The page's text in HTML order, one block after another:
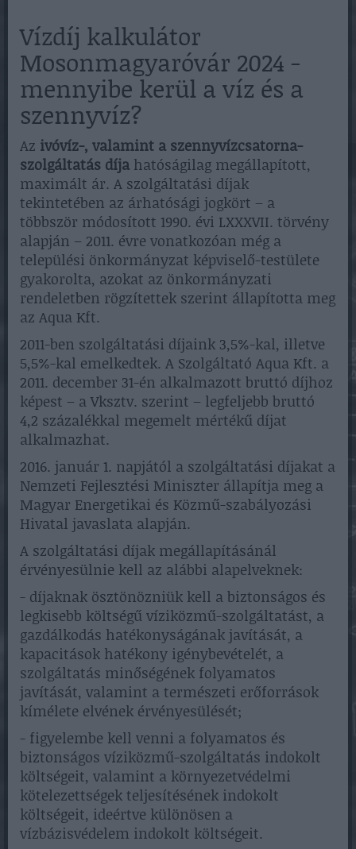
Vízdíj kalkulátor
Mosonmagyaróvár 2024 -
mennyibe kerül a víz és a
szennyvíz?
Az ivóvíz-, valamint a szennyvízcsatorna-
szolgáltatás díja hatóságilag megállapított,
maximált ár. A szolgáltatási díjak
tekintetében az árhatósági jogkört – a
többször módosított 1990. évi LXXXVII. törvény
alapján – 2011. évre vonatkozóan még a
települési önkormányzat képviselő-testülete
gyakorolta, azokat az önkormányzati
rendeletben rögzítettek szerint állapította meg
az Aqua Kft.
2011-ben szolgáltatási díjaink 3,5%-kal, illetve
5,5%-kal emelkedtek. A Szolgáltató Aqua Kft. a
2011. december 31-én alkalmazott bruttó díjhoz
képest – a Vksztv. szerint – legfeljebb bruttó
4,2 százalékkal megemelt mértékű díjat
alkalmazhat.
2016. január 1. napjától a szolgáltatási díjakat a
Nemzeti Fejlesztési Miniszter állapítja meg a
Magyar Energetikai és Közmű-szabályozási
Hivatal javaslata alapján.
A szolgáltatási díjak megállapításánál
érvényesülnie kell az alábbi alapelveknek:
- díjaknak ösztönözniük kell a biztonságos és
legkisebb költségű víziközmű-szolgáltatást, a
gazdálkodás hatékonyságának javítását, a
kapacitások hatékony igénybevételét, a
szolgáltatás minőségének folyamatos
javítását, valamint a természeti erőforrások
kímélete elvének érvényesülését;
- figyelembe kell venni a folyamatos és
biztonságos víziközmű-szolgáltatás indokolt
költségeit, valamint a környezetvédelmi
kötelezettségek teljesítésének indokolt
költségeit, ideértve különösen a
vízbázisvédelem indokolt költségeit.